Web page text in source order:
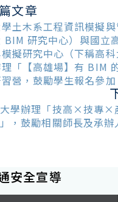
文章
土木系工程資訊模擬
BIM 研究中心）與國立
擬研究中心（下稱高
「【高雄場】有 BIM
營，鼓勵學生報名參加
學辦理「技高×技專×
，鼓勵相關師長及承
安全宣導